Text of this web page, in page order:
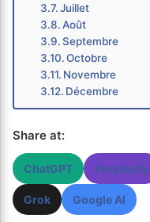
Juillet
Août
Septembre
Octobre
Novembre
Décembre
Share at:
ChatGPT Perplexity
Grok Google AI